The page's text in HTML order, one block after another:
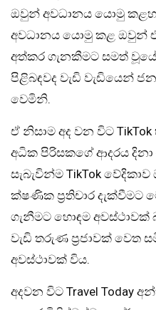
ඔවුන් අවධානය යොමු කළහ.
අවධානය යොමු කළ ඔවුන්
අත්කර ගැනකීමට සමත් වූයේ
පිළිබඳවද වැඩි වැඩියෙන්
වෙමිනි.
ඒ නිසාම අද වන විට
අධික පිරිසකගේ ආදරය
සැබැවින්ම TikTok
ක්ෂණික ප්‍රතිචාර දැක්වීමට
ගැනීමට හොඳම
වැඩි තරුණ ප්‍රජාවක් වෙත
අවස්ථාවක් විය.
අදවන විට Travel Today